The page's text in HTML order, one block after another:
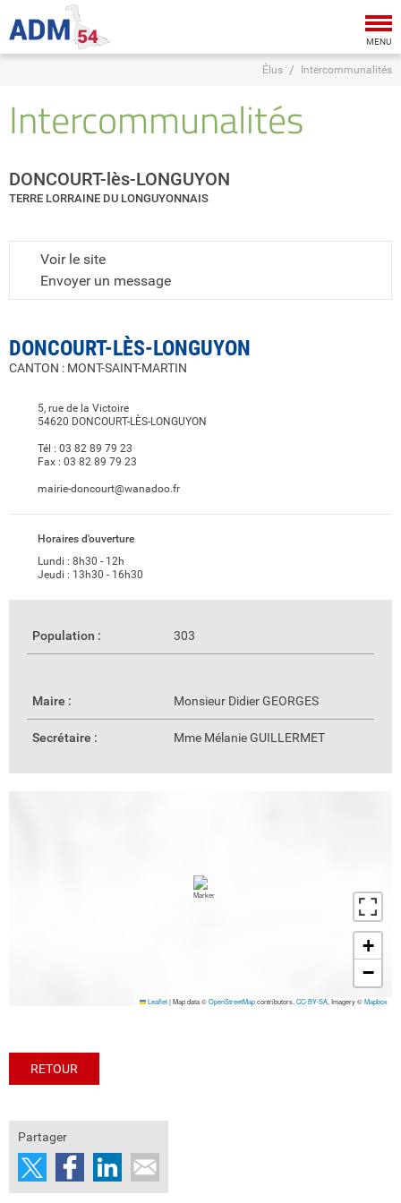
MENU
Élus Intercommunalités
Intercommunalités
DONCOURT-lès-LONGUYON
TERRE LORRAINE DU LONGUYONNAIS
Voir le site
Envoyer un message
DONCOURT-LÈS-LONGUYON
CANTON : MONT-SAINT-MARTIN
5, rue de la Victoire
54620 DONCOURT-LÈS-LONGUYON
Tél : 03 82 89 79 23
Fax : 03 82 89 79 23
mairie-doncourt@wanadoo.fr
Horaires d'ouverture
Lundi : 8h30 - 12h
Jeudi : 13h30 - 16h30
Population : 303
Maire : Monsieur Didier GEORGES
Secrétaire : Mme Mélanie GUILLERMET
+
−
Leaflet|Map data ©OpenStreetMapcontributors, CC-BY-SA , Imagery ©Mapbox
RETOUR
Partager